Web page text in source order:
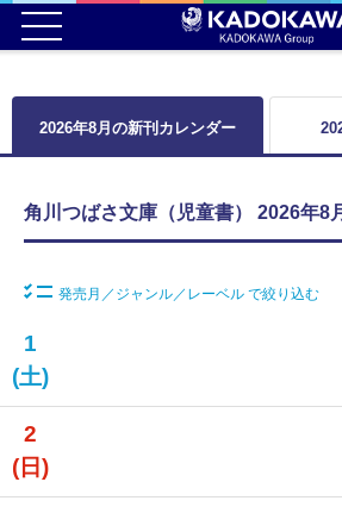
2026年8月の新刊カレンダー
角川つばさ文庫（児童書） 2026年8
発売月／ジャンル／レーベル で絞り込む
1
(土)
2
(日)